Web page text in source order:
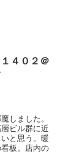
４０２＠
しました。
ビル群に近
と思う。暖
板。店内の